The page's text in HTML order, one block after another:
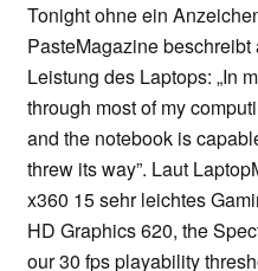
Tonight ohne ein
PasteMagazine
Leistung des Laptops: „In
through most of my
and the notebook is
threw its way”. Laut
x360 15 sehr leichtes
HD Graphics 620, the
our 30 fps playability